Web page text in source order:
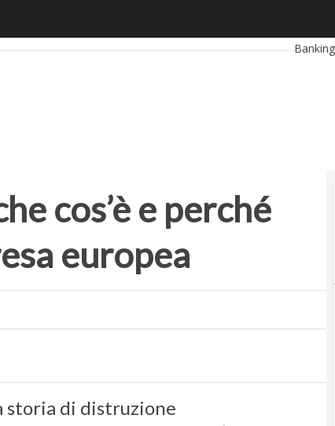
cos’è e perché
europea
storia di distruzione